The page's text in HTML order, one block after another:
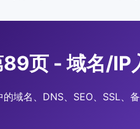
页 - 域名/IP
域名、DNS、SEO、SSL、